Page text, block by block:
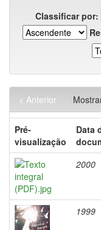
Classificar por:
< Anterior
Pré-
visualização
Data
2000
1999